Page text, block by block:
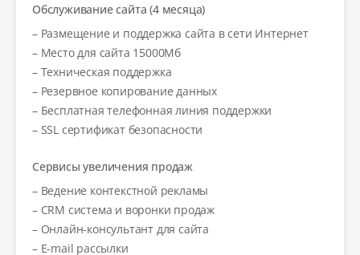
Обслуживание сайта (4 месяца)
– Размещение и поддержка сайта в сети Интернет
– Место для сайта 15000Мб
– Техническая поддержка
– Резервное копирование данных
– Бесплатная телефонная линия поддержки
– SSL сертификат безопасности
Сервисы увеличения продаж
– Ведение контекстной рекламы
– CRM система и воронки продаж
– Онлайн-консультант для сайта
– E-mail рассылки